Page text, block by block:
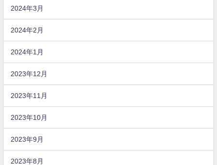
2024年3月
2024年2月
2024年1月
2023年12月
2023年11月
2023年10月
2023年9月
2023年8月